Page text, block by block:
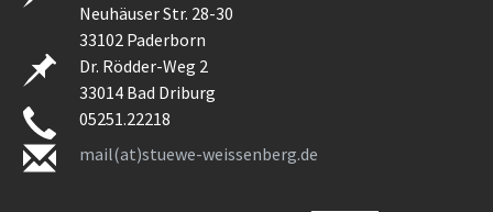
Neuhäuser Str. 28-30
33102 Paderborn
Dr. Rödder-Weg 2
33014 Bad Driburg
05251.22218
mail(at)stuewe-weissenberg.de